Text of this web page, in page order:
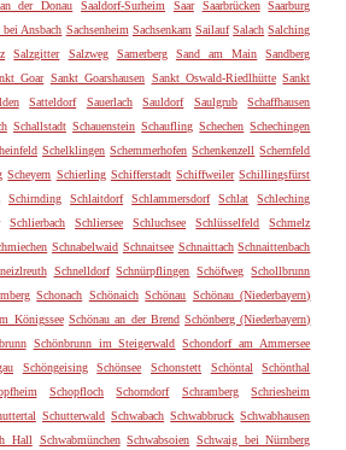
der Donau Saaldorf-Surheim Saar Saarbrücken
Saarburg
bei Ansbach Sachsenheim Sachsenkam Sailauf Salach Salching
Salzgitter Salzweg Samerberg Sand am Main
Sandberg
Goar Sankt Goarshausen Sankt Oswald-Riedlhütte Sankt
Satteldorf Sauerlach Sauldorf Saulgrub
Schaffhausen
Schallstadt Schauenstein Schaufling Schechen Schechingen
Schelklingen Schemmerhofen Schenkenzell Schernfeld
Scheyern Schierling Schifferstadt Schiffweiler Schillingsfürst
Schirnding Schlaitdorf Schlammersdorf Schlat
Schleching
Schlierbach Schliersee Schluchsee Schlüsselfeld
Schmelz
Schnabelwaid Schnaitsee Schnaittach Schnaittenbach
Schnelldorf Schnürpflingen Schöfweg Schollbrunn
Schonach Schönaich Schönau Schönau (Niederbayern)
Königssee Schönau an der Brend Schönberg (Niederbayern)
Schönbrunn im Steigerwald Schondorf am Ammersee
Schöngeising Schönsee Schonstett Schöntal
Schönthal
Schopfloch Schorndorf Schramberg
Schriesheim
Schutterwald Schwabach Schwabbruck Schwabhausen
Hall Schwabmünchen Schwabsoien Schwaig bei Nürnberg